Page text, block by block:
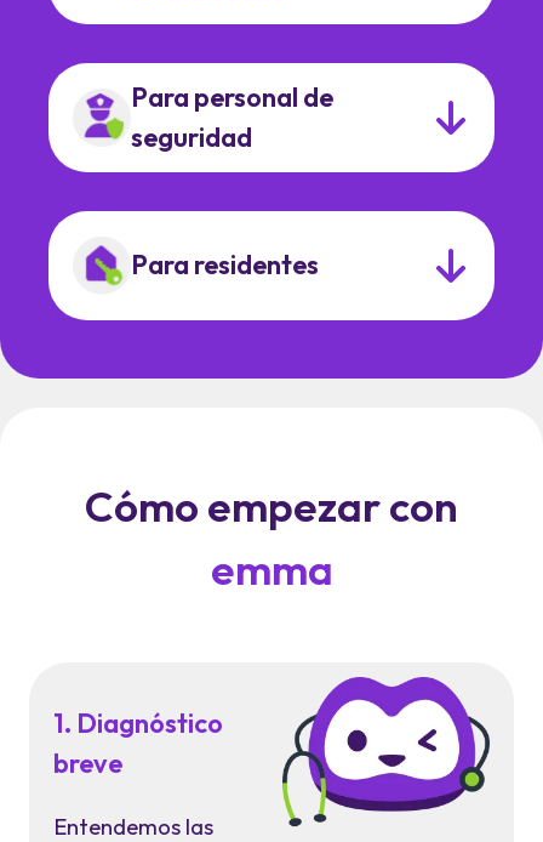
Para personal de
seguridad
Para residentes
Cómo empezar con
emma
1. Diagnóstico
breve
Entendemos las